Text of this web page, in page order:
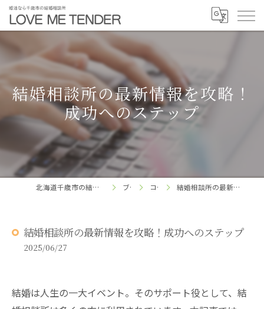
結婚相談所の最新情報を攻略！
成功へのステップ
北海道千歳市の結婚相談所ならLOVE ME TENDER ブログ コラム 結婚相談所の最新情報を攻略！成功へのステップ
結婚相談所の最新情報を攻略！成功へのステップ
2025/06/27
結婚は人生の一大イベント。そのサポート役として、結